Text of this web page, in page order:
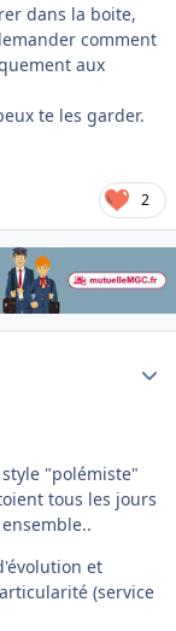
dans la boite,
comment
aux
te les garder.
2
"polémiste"
tous les jours
et
(service